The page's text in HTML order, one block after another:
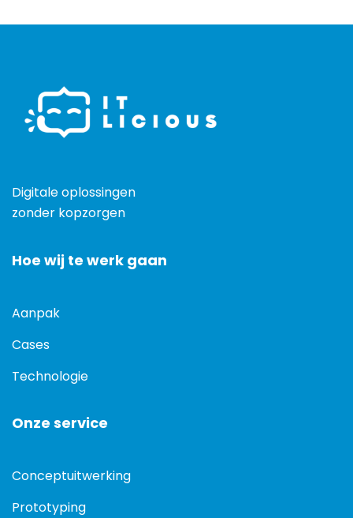
Digitale oplossingen
zonder kopzorgen
Hoe wij te werk gaan
Aanpak
Cases
Technologie
Onze service
Conceptuitwerking
Prototyping